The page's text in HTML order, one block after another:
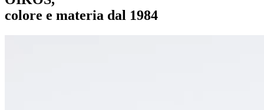
colore e materia dal 1984